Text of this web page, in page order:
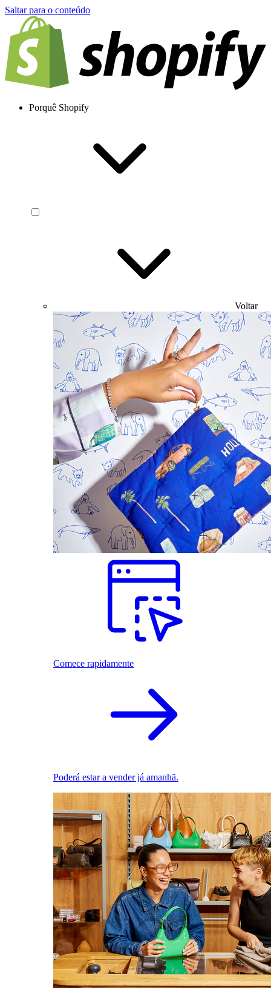
Saltar para o conteúdo
Porquê Shopify
Voltar
Comece rapidamente
Poderá estar a vender já amanhã.